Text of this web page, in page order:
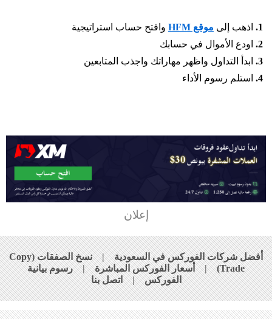
1. اذهب إلى موقع HFM
وافتح حساب استراتيجية
2.
اودع الأموال في حسابك
3.
ابدأ التداول واظهر مهاراتك واجذب المتابعين
4.
استلم رسوم الأداء
إعلان
أفضل شركات الفوركس في السعودية|
نسخ الصفقات (Copy
Trade)
|أسعار الفوركس المباشرة|رسوم بيانية
الفوركس|اتصل بنا